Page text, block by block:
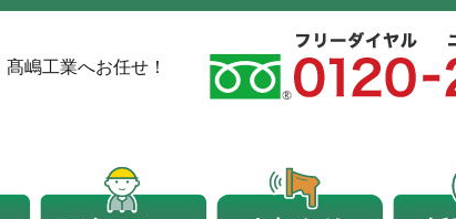
髙嶋工業へお任せ！